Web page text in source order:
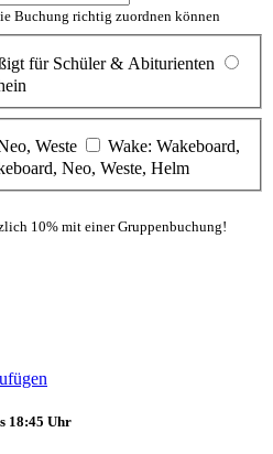
Buchung richtig zuordnen können
für Schüler & Abiturienten
Weste
Wake: Wakeboard,
Neo, Weste, Helm
10% mit einer Gruppenbuchung!
18:45 Uhr